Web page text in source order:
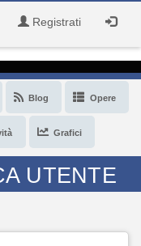
Registrati
Blog Opere
Grafici
UTENTE